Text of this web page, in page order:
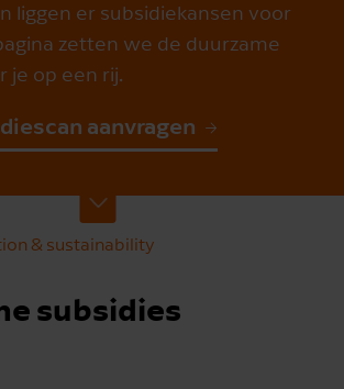
liggen er subsidiekansen voor
zetten we de duurzame
je op een rij.
aanvragen
& sustainability
subsidies